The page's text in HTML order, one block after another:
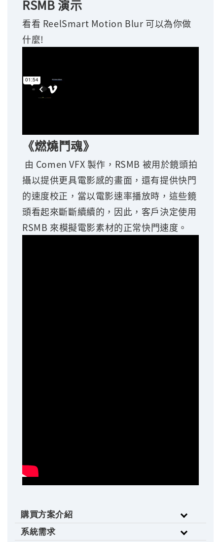
RSMB 演示
看看 ReelSmart Motion Blur 可以為你做
什麼!
《燃燒鬥魂》
由 Comen VFX 製作，RSMB 被用於鏡頭拍
攝以提供更具電影感的畫面，還有提供快門
的速度校正，當以電影速率播放時，這些鏡
頭看起來斷斷續續的，因此，客戶決定使用
RSMB 來模擬電影素材的正常快門速度。
購買方案介紹
系統需求